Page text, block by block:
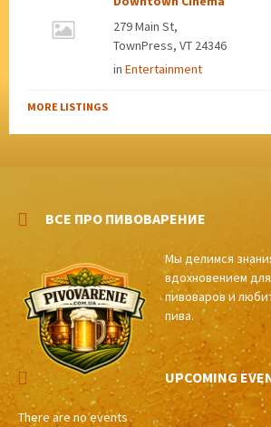
279 Main St,
TownPress, VT 24346
in Entertainment
MORE LISTINGS
ВСЕ ПРО ПИВОВАРЕНИЕ
Мы делимся
вдохновением
пивоваров и
пива.
UPCOMING
There are no events